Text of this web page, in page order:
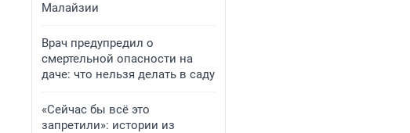
Малайзии
Врач предупредил о
смертельной опасности на
даче: что нельзя делать в саду
«Сейчас бы всё это
запретили»: истории из